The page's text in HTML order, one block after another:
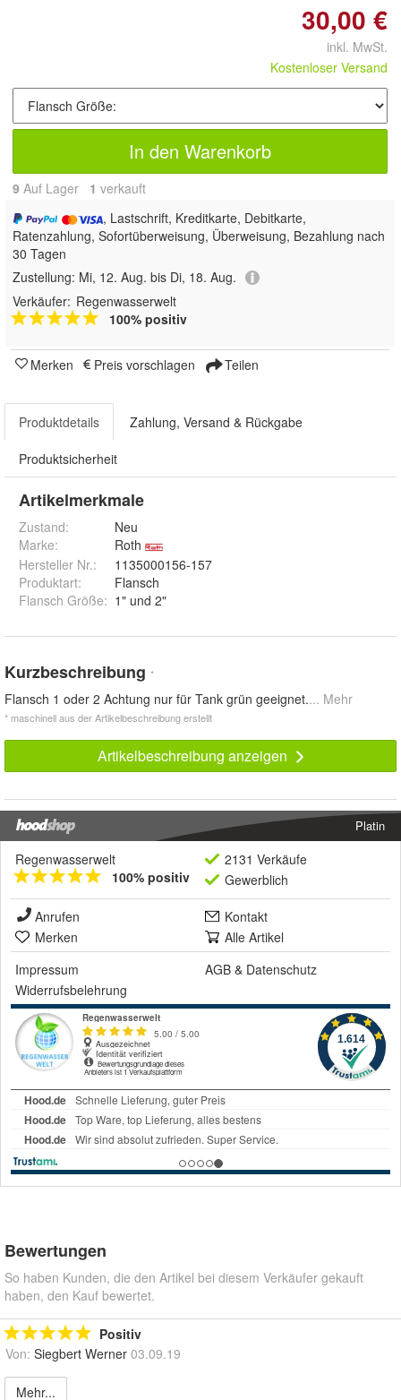
30,00 €
inkl. MwSt.
Kostenloser Versand
In den Warenkorb
9 Auf Lager 1 verkauft
, Lastschrift, Kreditkarte, Debitkarte,
Ratenzahlung, Sofortüberweisung, Überweisung, Bezahlung nach
30 Tagen
Zustellung: Mi, 12. Aug. bis Di, 18. Aug.
Verkäufer: Regenwasserwelt
100% positiv
Merken Preis vorschlagen Teilen
Produktdetails Zahlung, Versand & Rückgabe
Produktsicherheit
Artikelmerkmale
Zustand:
Neu
Marke:
Roth
Hersteller Nr.:
1135000156-157
Produktart:
Flansch
Flansch Größe: 1" und 2"
Kurzbeschreibung *
Flansch 1 oder 2 Achtung nur für Tank grün geeignet.... Mehr
* maschinell aus der Artikelbeschreibung erstellt
Artikelbeschreibung anzeigen
Platin
Regenwasserwelt
100% positiv
2131 Verkäufe
Gewerblich
Anrufen
Kontakt
Merken
Alle Artikel
Impressum
AGB & Datenschutz
Widerrufsbelehrung
Bewertungen
So haben Kunden, die den Artikel bei diesem Verkäufer gekauft
haben, den Kauf bewertet.
Positiv
Von: Siegbert Werner 03.09.19
Mehr...